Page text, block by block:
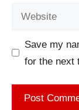
Website
Save my
for the next